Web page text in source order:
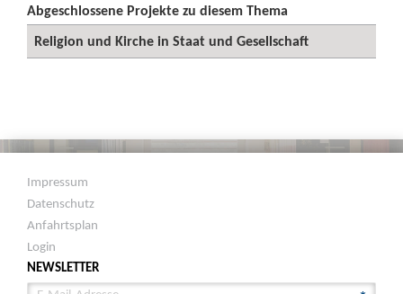
Abgeschlossene Projekte zu diesem Thema
Religion und Kirche in Staat und Gesellschaft
Impressum
Datenschutz
Anfahrtsplan
Login
NEWSLETTER